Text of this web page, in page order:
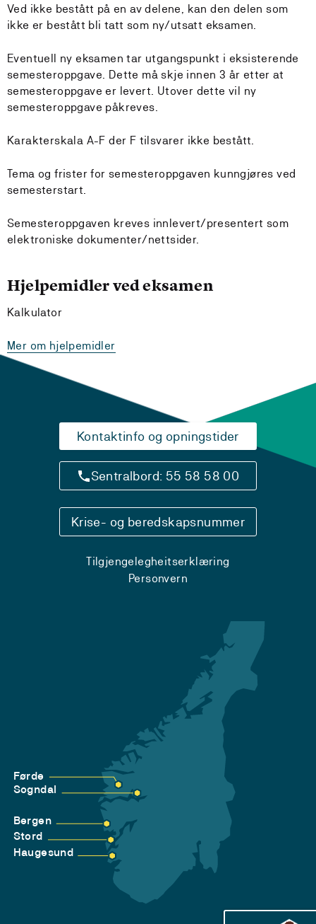
Ved ikke bestått på en av delene, kan den delen som
ikke er bestått bli tatt som ny/utsatt eksamen.
Eventuell ny eksamen tar utgangspunkt i eksisterende
semesteroppgave. Dette må skje innen 3 år etter at
semesteroppgave er levert. Utover dette vil ny
semesteroppgave påkreves.
Karakterskala A-F der F tilsvarer ikke bestått.
Tema og frister for semesteroppgaven kunngjøres ved
semesterstart.
Semesteroppgaven kreves innlevert/presentert som
elektroniske dokumenter/nettsider.
Hjelpemidler ved eksamen
Kalkulator
Mer om hjelpemidler
Kontaktinfo og opningstider
Sentralbord: 55 58 58 00
Krise- og beredskapsnummer
Tilgjengelegheitserklæring
Personvern
Førde
Sogndal
Bergen
Stord
Haugesund